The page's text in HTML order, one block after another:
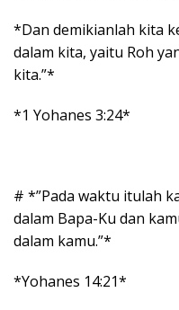
*Dan demikianlah kita
dalam kita, yaitu Roh
kita.”*
*1 Yohanes 3:24*
# *”Pada waktu itulah
dalam Bapa-Ku dan
dalam kamu.”*
*Yohanes 14:21*